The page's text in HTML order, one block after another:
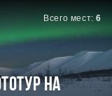
Всего мест:6
на